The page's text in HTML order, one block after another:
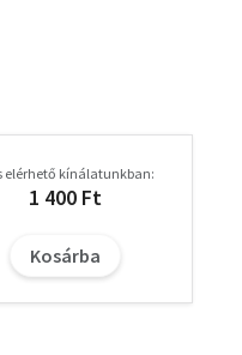
biztonságos
megfelelően
elérhető kínálatunkban:
1 400 Ft
Kosárba